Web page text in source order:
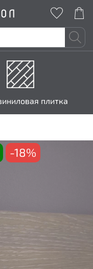
плитка
-18%